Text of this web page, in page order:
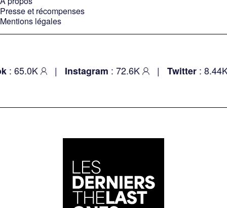
Presse et récompenses
Mentions légales
: 65.0K | Instagram: 72.6K | Twitter: 8.44K